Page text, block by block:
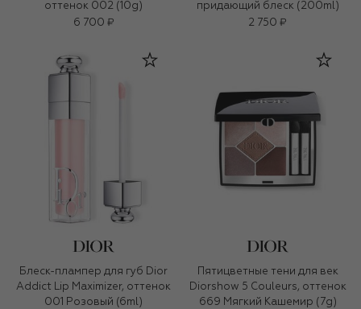
оттенок 002 (10g)
6 700 ₽
придающий блеск (200ml)
2 750 ₽
Блеск-плампер для губ Dior
Addict Lip Maximizer, оттенок
001 Розовый (6ml)
Пятицветные тени для век
Diorshow 5 Couleurs, оттенок
669 Мягкий Кашемир (7g)